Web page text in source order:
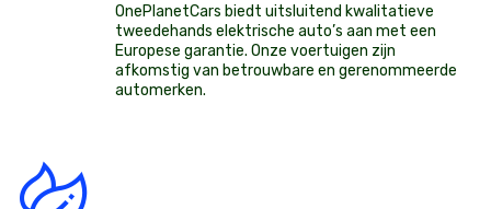
OnePlanetCars biedt uitsluitend kwalitatieve
tweedehands elektrische auto’s aan met een
Europese garantie. Onze voertuigen zijn
afkomstig van betrouwbare en gerenommeerde
automerken.